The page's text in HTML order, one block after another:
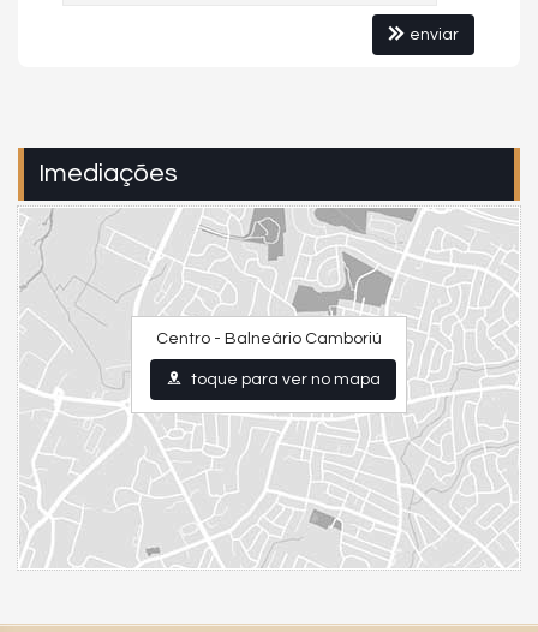
enviar
Imediações
Centro - Balneário Camboriú
toque para ver no mapa